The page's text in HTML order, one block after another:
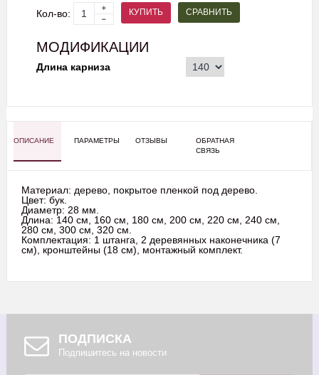
Кол-во: КУПИТЬ СРАВНИТЬ
МОДИФИКАЦИИ
Длина карниза
ОПИСАНИЕ ПАРАМЕТРЫ ОТЗЫВЫ
ОБРАТНАЯ
СВЯЗЬ
Материал: дерево, покрытое пленкой под дерево.
Цвет: бук.
Диаметр: 28 мм.
Длина: 140 см, 160 см, 180 см, 200 см, 220 см, 240 см,
280 см, 300 см, 320 см.
Комплектация: 1 штанга, 2 деревянных наконечника (7
см), кронштейны (18 см), монтажный комплект.
ПОДПИСКА
Подпишитесь на новости